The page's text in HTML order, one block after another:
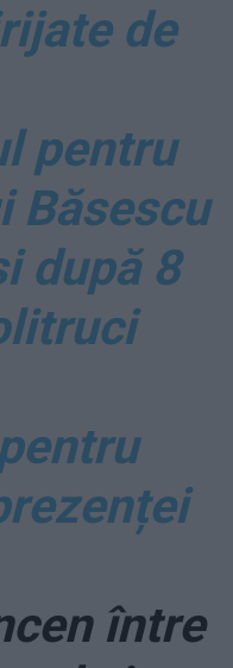
de
pentru
Băsescu
după 8
între